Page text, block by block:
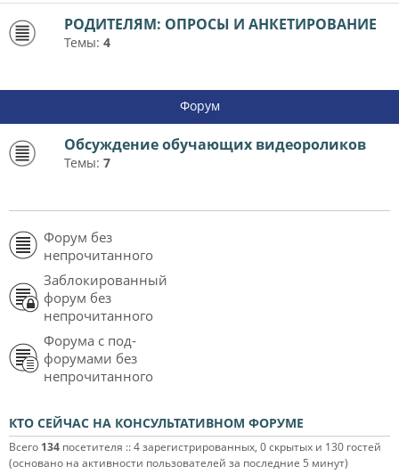
РОДИТЕЛЯМ: ОПРОСЫ И АНКЕТИРОВАНИЕ
Темы: 4
Форум
Обсуждение обучающих видеороликов
Темы: 7
Форум без
непрочитанного
Заблокированный
форум без
непрочитанного
Форума с под-
форумами без
непрочитанного
КТО СЕЙЧАС НА КОНСУЛЬТАТИВНОМ ФОРУМЕ
Всего 134 посетителя :: 4 зарегистрированных, 0 скрытых и 130 гостей
(основано на активности пользователей за последние 5 минут)